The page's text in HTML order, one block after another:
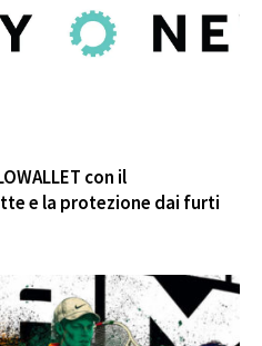
con il
e la protezione dai furti